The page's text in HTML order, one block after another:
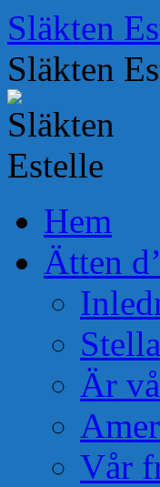
Hoppa
till
innehåll
Släkten
Släkten
Hem
Ätten
Är
Vår